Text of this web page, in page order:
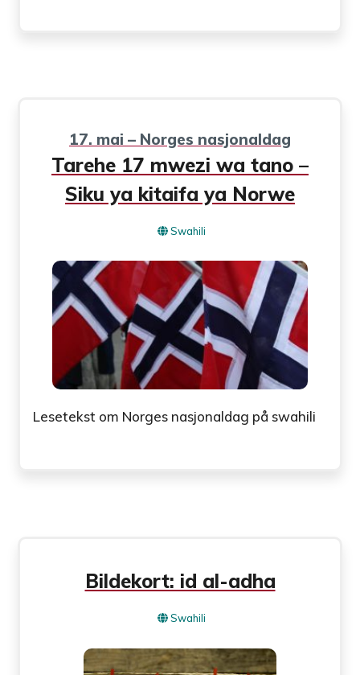
17. mai – Norges nasjonaldag
Tarehe 17 mwezi wa tano –
Siku ya kitaifa ya Norwe
Swahili
Lesetekst om Norges nasjonaldag på swahili
Bildekort: id al-adha
Swahili